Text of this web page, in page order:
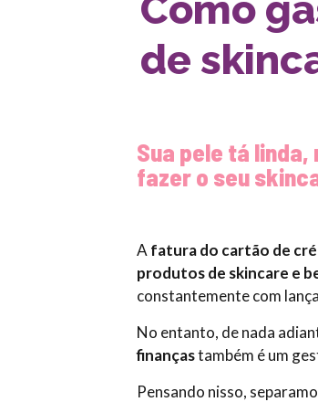
de
Sua pele tá
fazer o seu
A fatura do cartão de
produtos de skincare e
constantemente com
No entanto, de nada
finançastambém é um
Pensando nisso,